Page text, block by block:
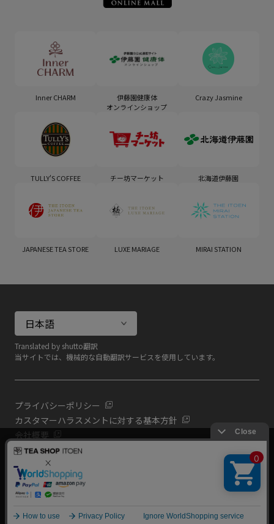
Translated by shutto翻訳
当サイトでは、機械的な自動翻訳サービスを使用しています。
Inner CHARM
伊藤園健康体
オンラインショップ
Crazy Jasmine
TULLY'S COFFEE チー坊マーケット 北海道伊藤園
JAPANESE TEA STORE LUXE MARIAGE MIRAI STATION
プライバシーポリシー
カスタマーハラスメントに対する基本方針
会社概要
共通規約
よくある質問（共通）
Copyright (C) All Rights Reserved. ITOEN, LTD.
当サイトでは利用体験の向上およびコンテンツの最適な提供、ト
ラフィックの分析を目的としてCookieを使用しています。
サイトの閲覧を継続された場合、Cookieの利用に同意したものと
いたします。
詳細については
閉じる